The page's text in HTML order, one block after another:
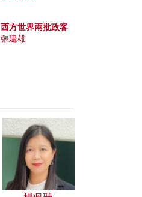
西方世界兩批政客
張建雄